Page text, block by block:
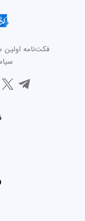
فکت‌نامه